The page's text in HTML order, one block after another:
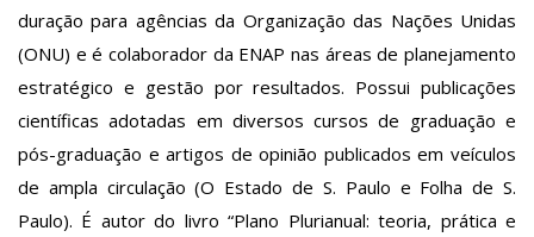
duração para agências da Organização das Nações Unidas
(ONU) e é colaborador da ENAP nas áreas de planejamento
estratégico e gestão por resultados. Possui publicações
científicas adotadas em diversos cursos de graduação e
pós-graduação e artigos de opinião publicados em veículos
de ampla circulação (O Estado de S. Paulo e Folha de S.
Paulo). É autor do livro “Plano Plurianual: teoria, prática e